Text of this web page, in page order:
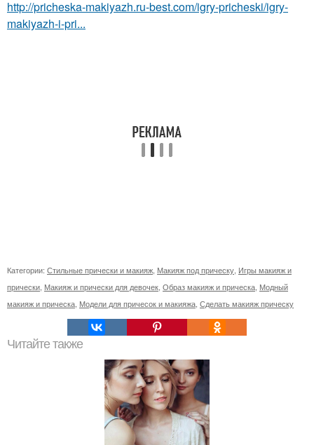
http://pricheska-makiyazh.ru-best.com/igry-pricheski/igry-
makiyazh-i-pri...
Категории: Стильные прически и макияж, Макияж под прическу, Игры макияж и
прически, Макияж и прически для девочек, Образ макияж и прическа, Модный
макияж и прическа, Модели для причесок и макияжа, Сделать макияж прическу
Читайте также